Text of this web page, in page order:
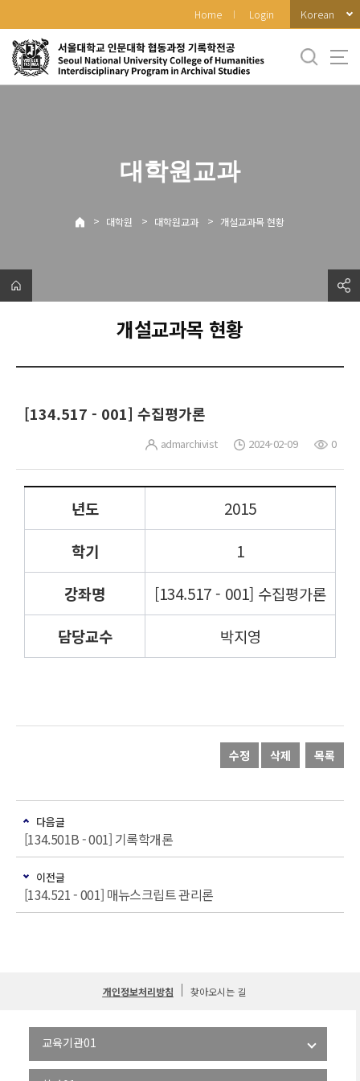
로
메
Home Login Korean
대학원교과
> 대학원 > 대학원교과 > 개설교과목 현황
개설교과목 현황
[134.517 - 001] 수집평가론
admarchivist 2024-02-09 0
년도
2015
학기
1
강좌명
[134.517 - 001] 수집평가론
담당교수
박지영
수정 삭제 목록
다음글
[134.501B - 001] 기록학개론
이전글
[134.521 - 001] 매뉴스크립트 관리론
개인정보처리방침 찾아오시는 길